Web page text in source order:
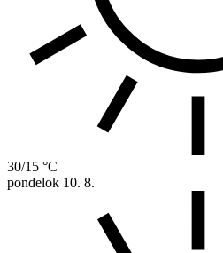
30/15 °C
pondelok 10. 8.